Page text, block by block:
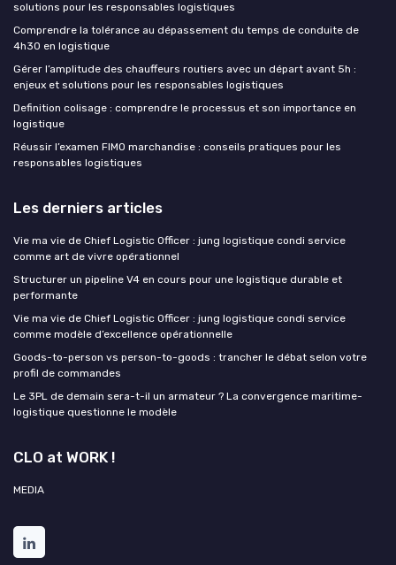
solutions pour les responsables logistiques
Comprendre la tolérance au dépassement du temps de conduite de
4h30 en logistique
Gérer l’amplitude des chauffeurs routiers avec un départ avant 5h :
enjeux et solutions pour les responsables logistiques
Definition colisage : comprendre le processus et son importance en
logistique
Réussir l’examen FIMO marchandise : conseils pratiques pour les
responsables logistiques
Les derniers articles
Vie ma vie de Chief Logistic Officer : jung logistique condi service
comme art de vivre opérationnel
Structurer un pipeline V4 en cours pour une logistique durable et
performante
Vie ma vie de Chief Logistic Officer : jung logistique condi service
comme modèle d’excellence opérationnelle
Goods-to-person vs person-to-goods : trancher le débat selon votre
profil de commandes
Le 3PL de demain sera-t-il un armateur ? La convergence maritime-
logistique questionne le modèle
CLO at WORK !
MEDIA